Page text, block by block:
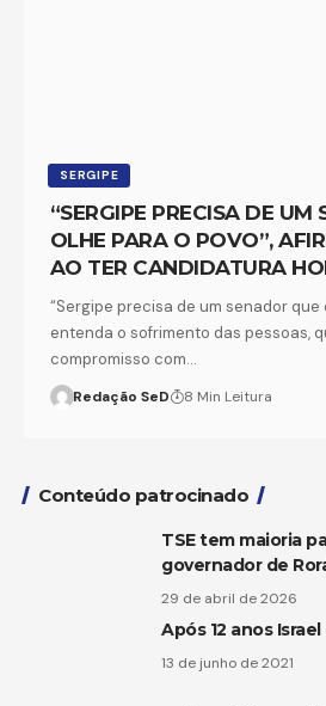
SERGIPE
“SERGIPE PRECISA DE UM
OLHE PARA O POVO”,
AO TER CANDIDATURA
“Sergipe precisa de um senador que
entenda o sofrimento das pessoas,
compromisso com…
Redação SeD 8 Min Leitura
Conteúdo patrocinado
TSE tem maioria
governador de
29 de abril de 2026
Após 12 anos
13 de junho de 2021